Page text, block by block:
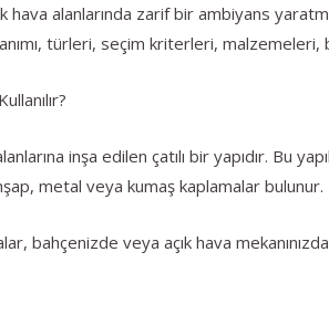
hava alanlarında zarif bir ambiyans
türleri, seçim kriterleri, malzemeleri,
inşa edilen çatılı bir yapıdır. Bu
metal veya kumaş kaplamalar bulunur.
bahçenizde veya açık hava